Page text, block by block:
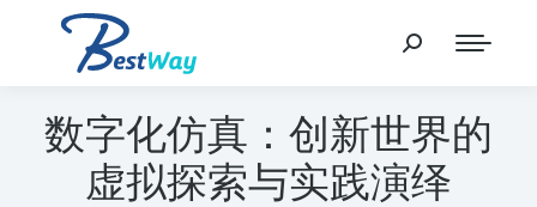
数字化仿真：创新世界的
虚拟探索与实践演绎